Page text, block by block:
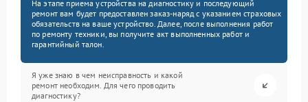
На этапе приема устройства на диагностику и последующий
ремонт вам будет предоставлен заказ-наряд с указанием страховых
обязательств на ваше устройство. Далее, после выполнения работ
по ремонту техники, вы получите акт выполненных работ и
гарантийный талон.
Я уже знаю в чем неисправность и какой
ремонт необходим. Для чего проводить
диагностику?